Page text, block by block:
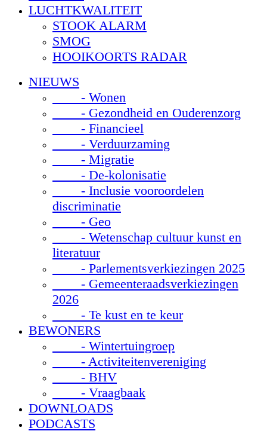
LUCHTKWALITEIT
STOOK ALARM
SMOG
HOOIKOORTS RADAR
NIEUWS
- Wonen
- Gezondheid en Ouderenzorg
- Financieel
- Verduurzaming
- Migratie
- De-kolonisatie
- Inclusie vooroordelen
discriminatie
- Geo
- Wetenschap cultuur kunst en
literatuur
- Parlementsverkiezingen 2025
- Gemeenteraadsverkiezingen
2026
- Te kust en te keur
BEWONERS
- Wintertuingroep
- Activiteitenvereniging
- BHV
- Vraagbaak
DOWNLOADS
PODCASTS